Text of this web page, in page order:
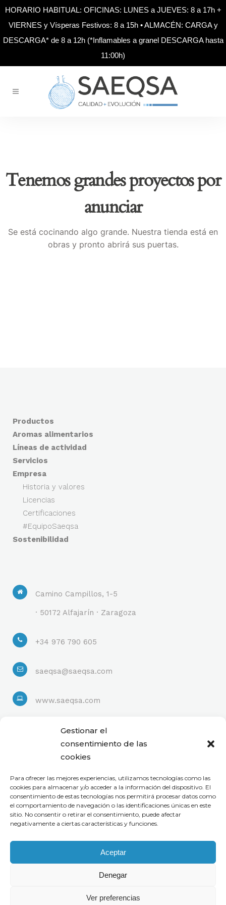
HORARIO HABITUAL: OFICINAS: LUNES a JUEVES: 8 a 17h +
VIERNES y Vísperas Festivos: 8 a 15h • ALMACÉN: CARGA y
DESCARGA* de 8 a 12h (*Inflamables a granel DESCARGA hasta
11:00h)
Gestionar el
consentimiento de las
cookies
Para ofrecer las mejores experiencias, utilizamos tecnologías como las
cookies para almacenar y/o acceder a la información del dispositivo. El
consentimiento de estas tecnologías nos permitirá procesar datos como
el comportamiento de navegación o las identificaciones únicas en este
sitio. No consentir o retirar el consentimiento, puede afectar
negativamente a ciertas características y funciones.
Aceptar
Denegar
Ver preferencias
Tenemos grandes proyectos por
anunciar
Se está cocinando algo grande. Nuestra tienda está en
obras y pronto abrirá sus puertas.
Productos
Aromas alimentarios
Líneas de actividad
Servicios
Empresa
Historia y valores
Licencias
Certificaciones
#EquipoSaeqsa
Sostenibilidad
Camino Campillos, 1-5
· 50172 Alfajarín · Zaragoza
+34 976 790 605
saeqsa@saeqsa.com
www.saeqsa.com
Linkedin